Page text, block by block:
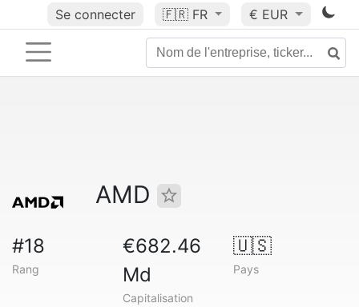
Se connecter 🇫🇷 FR € EUR
AMD
#18
Rang
€682.46
Md
Capitalisation
🇺🇸
Pays